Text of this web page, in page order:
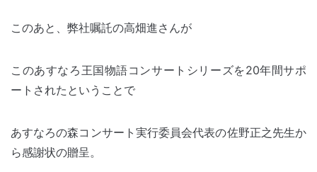
このあと、弊社嘱託の高畑進さんが
このあすなろ王国物語コンサートシリーズを20年間サポ
ートされたということで
あすなろの森コンサート実行委員会代表の佐野正之先生か
ら感謝状の贈呈。